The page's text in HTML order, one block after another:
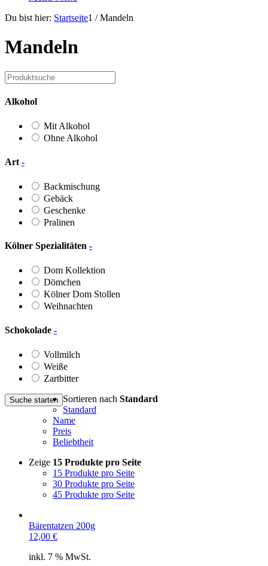
Du bist hier: Startseite1 / Mandeln
Mandeln
Alkohol
Mit Alkohol
Ohne Alkohol
Art -
Backmischung
Gebäck
Geschenke
Pralinen
Kölner Spezialitäten -
Dom Kollektion
Dömchen
Kölner Dom Stollen
Weihnachten
Schokolade -
Vollmilch
Weiße
Zartbitter
Suche starten Sortieren nach Standard
Standard
Name
Preis
Beliebtheit
Zeige 15 Produkte pro Seite
15 Produkte pro Seite
30 Produkte pro Seite
45 Produkte pro Seite
Bärentatzen 200g
12,00 €
inkl. 7 % MwSt.